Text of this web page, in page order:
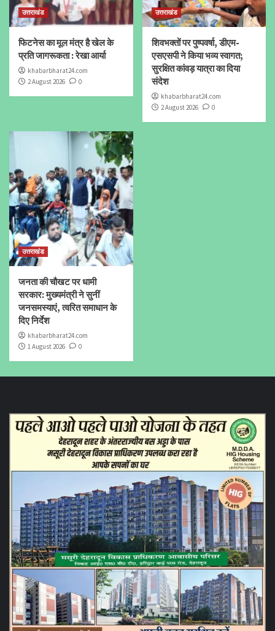
उत्तराखंड
फिटनेस का मूल मंत्र है खेल के
प्रति जागरूकता : रेखा आर्या
khabarbharat24.com
2 August 2026
0
उत्तराखंड
शिवभक्तों पर पुष्पवर्षा, डीएम-
एसएसपी ने किया भव्य स्वागत;
सुरक्षित कांवड़ यात्रा का दिया
संदेश
khabarbharat24.com
2 August 2026
0
उत्तराखंड
जनता की चौखट पर धामी
सरकार: मुख्यमंत्री ने सुनीं
जनसमस्याएं, त्वरित समाधान के
दिए निर्देश
khabarbharat24.com
1 August 2026
0